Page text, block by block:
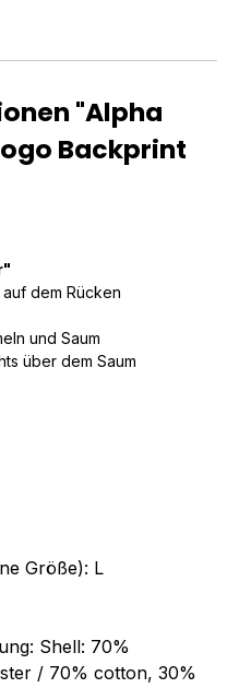
"Alpha
Backprint
dem Rücken
und Saum
über dem Saum
Größe): L
Shell: 70%
/ 70% cotton, 30%